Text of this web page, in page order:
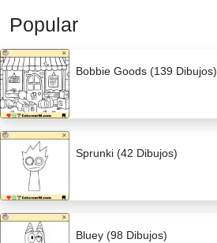
Popular
Bobbie Goods (139 Dibujos)
Sprunki (42 Dibujos)
Bluey (98 Dibujos)